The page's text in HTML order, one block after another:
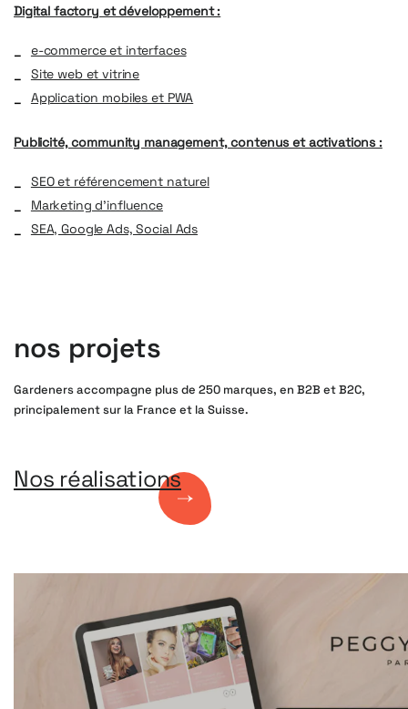
Digital factory et développement :
e-commerce et interfaces
Site web et vitrine
Application mobiles et PWA
Publicité, community management, contenus et activations :
SEO et référencement naturel
Marketing d’influence
SEA, Google Ads, Social Ads
nos projets
Gardeners accompagne plus de 250 marques, en B2B et B2C,
principalement sur la France et la Suisse.
Nos réalisations